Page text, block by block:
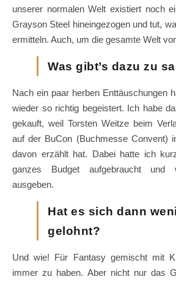
unserer normalen Welt existiert noch
Grayson Steel hineingezogen und tut,
ermitteln. Auch, um die gesamte Welt
Was gibt’s dazu zu
Nach ein paar herben Enttäuschungen
wieder so richtig begeistert. Ich habe
gekauft, weil Torsten Weitze beim
auf der BuCon (Buchmesse Convent)
davon erzählt hat. Dabei hatte ich
ganzes Budget aufgebraucht und
ausgeben.
Hat es sich dann
gelohnt?
Und wie! Für Fantasy gemischt mit
immer zu haben. Aber nicht nur das